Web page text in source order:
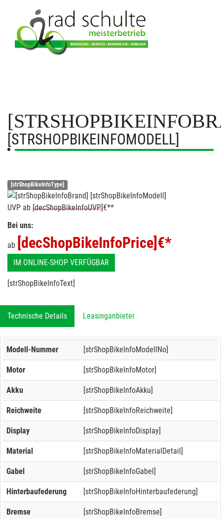
[STRSHOPBIKEINFOMODELL]
[strShopBikeInfoType]
UVP ab [decShopBikeInfoUVP]€**
Bei uns:
ab [decShopBikeInfoPrice] €*
IM ONLINE-SHOP VERFÜGBAR
[strShopBikeInfoText]
Technische Details Leasinganbieter
Modell-Nummer [strShopBikeInfoModellNo]
Motor [strShopBikeInfoMotor]
Akku [strShopBikeInfoAkku]
Reichweite [strShopBikeInfoReichweite]
Display [strShopBikeInfoDisplay]
Material [strShopBikeInfoMaterialDetail]
Gabel [strShopBikeInfoGabel]
Hinterbaufederung [strShopBikeInfoHinterbaufederung]
Bremse [strShopBikeInfoBremse]